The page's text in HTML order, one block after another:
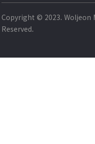
Copyright © 2023. Woljeon
Reserved.